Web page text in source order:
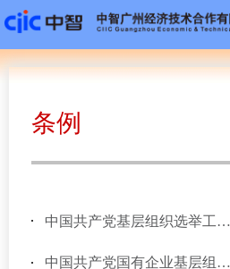
条例
中国共产党基层组织选举工作条例
中国共产党国有企业基层组织工作条例（试行）